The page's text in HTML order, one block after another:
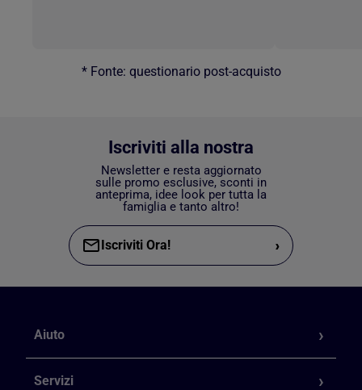
* Fonte: questionario post-acquisto
Iscriviti alla nostra
Newsletter e resta aggiornato
sulle promo esclusive, sconti in
anteprima, idee look per tutta la
famiglia e tanto altro!
Iscriviti Ora! ›
Aiuto
Servizi